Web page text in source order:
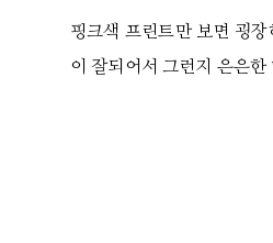
핑크색 프린트만 보면 굉
이 잘되어서 그런지 은은한